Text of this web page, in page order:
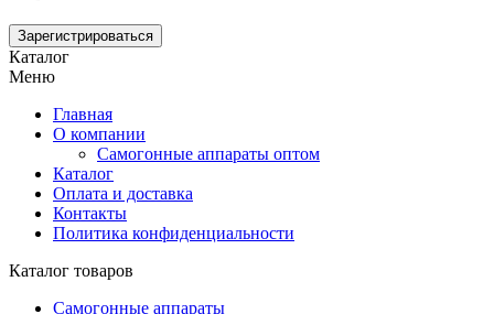
Зарегистрироваться
Каталог
Меню
Главная
О компании
Самогонные аппараты оптом
Каталог
Оплата и доставка
Контакты
Политика конфиденциальности
Каталог товаров
Самогонные аппараты